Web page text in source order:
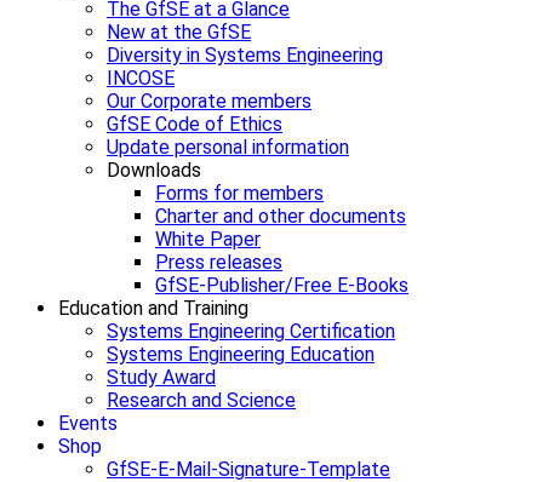
The GfSE at a Glance
New at the GfSE
Diversity in Systems Engineering
INCOSE
Our Corporate members
GfSE Code of Ethics
Update personal information
Downloads
Forms for members
Charter and other documents
White Paper
Press releases
GfSE-Publisher/Free E-Books
Education and Training
Systems Engineering Certification
Systems Engineering Education
Study Award
Research and Science
Events
Shop
GfSE-E-Mail-Signature-Template